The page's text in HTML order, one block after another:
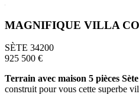
MAGNIFIQUE VILLA
SÈTE 34200
925 500 €
Terrain avec maison 5 pièces Sète
construit pour vous cette superbe